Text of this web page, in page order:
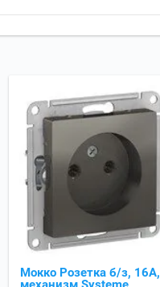
Мокко Розетка б/з, 16А,